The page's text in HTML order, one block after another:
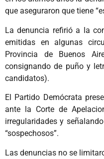
que aseguraron que tiene
La denuncia refirió a la
emitidas en algunas
Provincia de Buenos
consignando de puño y
candidatos).
El Partido Demócrata
ante la Corte de
irregularidades y
“sospechosos”.
Las denuncias no se